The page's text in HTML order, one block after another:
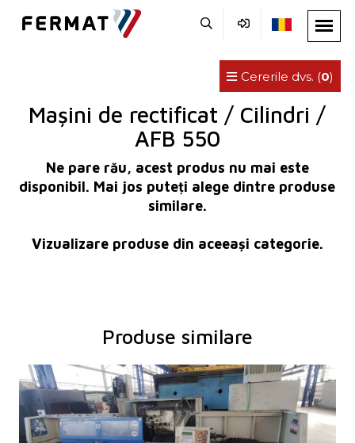
Cererile dvs. (0)
Mașini de rectificat / Cilindri /
AFB 550
Ne pare rău, acest produs nu mai este
disponibil. Mai jos puteți alege dintre produse
similare.
Vizualizare produse din aceeași categorie.
Produse similare
An fabricație:
2004
Sistem de control
da
Sistem de control Siemens
Simatic OP17
Diametrul maxim al rectificării
400 mm
Lungimea maximă de rectificare
1500 mm